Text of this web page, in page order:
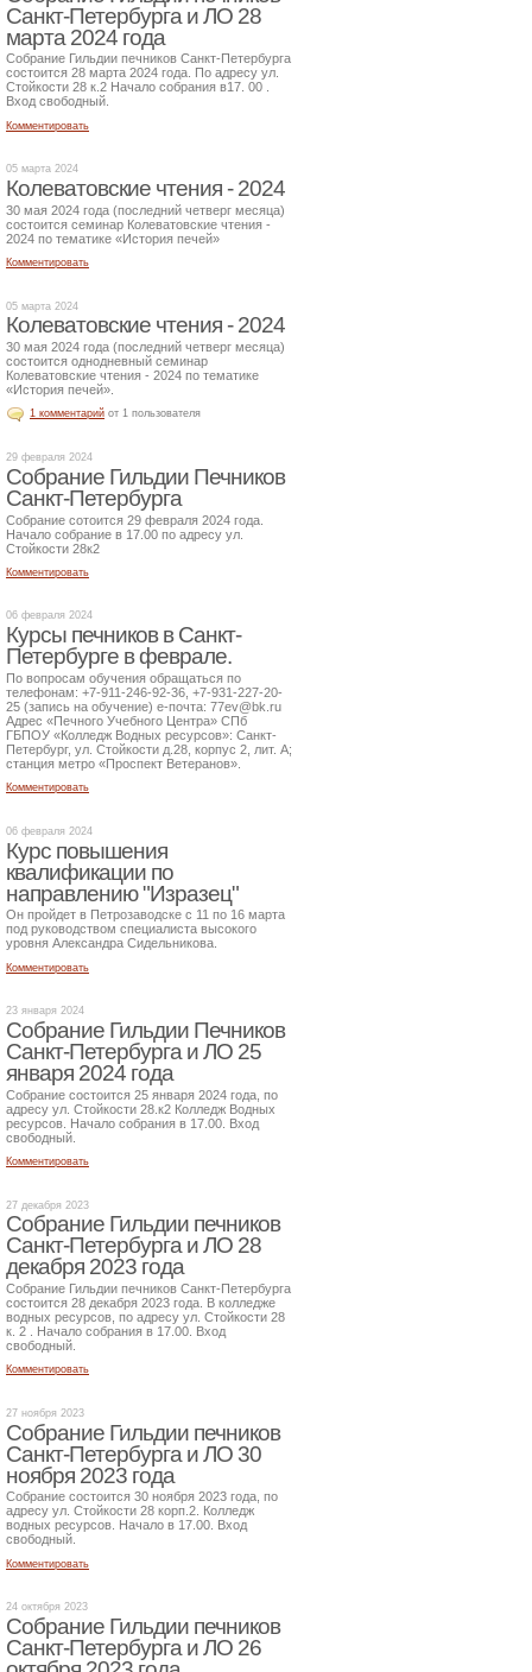
Санкт-Петербурга и ЛО 28
марта 2024 года
Собрание Гильдии печников Санкт-Петербурга
состоится 28 марта 2024 года. По адресу ул.
Стойкости 28 к.2 Начало собрания в17. 00 .
Вход свободный.
Комментировать
05 марта 2024
Колеватовские чтения - 2024
30 мая 2024 года (последний четверг месяца)
состоится семинар Колеватовские чтения -
2024 по тематике «История печей»
Комментировать
05 марта 2024
Колеватовские чтения - 2024
30 мая 2024 года (последний четверг месяца)
состоится однодневный семинар
Колеватовские чтения - 2024 по тематике
«История печей».
1 комментарий от 1 пользователя
29 февраля 2024
Собрание Гильдии Печников
Санкт-Петербурга
Собрание сотоится 29 февраля 2024 года.
Начало собрание в 17.00 по адресу ул.
Стойкости 28к2
Комментировать
06 февраля 2024
Курсы печников в Санкт-
Петербурге в феврале.
По вопросам обучения обращаться по
телефонам: +7-911-246-92-36, +7-931-227-20-
25 (запись на обучение) е-почта: 77ev@bk.ru
Адрес «Печного Учебного Центра» СПб
ГБПОУ «Колледж Водных ресурсов»: Санкт-
Петербург, ул. Стойкости д.28, корпус 2, лит. А;
станция метро «Проспект Ветеранов».
Комментировать
06 февраля 2024
Курс повышения
квалификации по
направлению "Изразец"
Он пройдет в Петрозаводске с 11 по 16 марта
под руководством специалиста высокого
уровня Александра Сидельникова.
Комментировать
23 января 2024
Собрание Гильдии Печников
Санкт-Петербурга и ЛО 25
января 2024 года
Собрание состоится 25 января 2024 года, по
адресу ул. Стойкости 28.к2 Колледж Водных
ресурсов. Начало собрания в 17.00. Вход
свободный.
Комментировать
27 декабря 2023
Собрание Гильдии печников
Санкт-Петербурга и ЛО 28
декабря 2023 года
Собрание Гильдии печников Санкт-Петербурга
состоится 28 декабря 2023 года. В колледже
водных ресурсов, по адресу ул. Стойкости 28
к. 2 . Начало собрания в 17.00. Вход
свободный.
Комментировать
27 ноября 2023
Собрание Гильдии печников
Санкт-Петербурга и ЛО 30
ноября 2023 года
Собрание состоится 30 ноября 2023 года, по
адресу ул. Стойкости 28 корп.2. Колледж
водных ресурсов. Начало в 17.00. Вход
свободный.
Комментировать
24 октября 2023
Собрание Гильдии печников
Санкт-Петербурга и ЛО 26